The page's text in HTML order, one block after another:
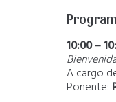
10:00 –
A cargo
Ponente: